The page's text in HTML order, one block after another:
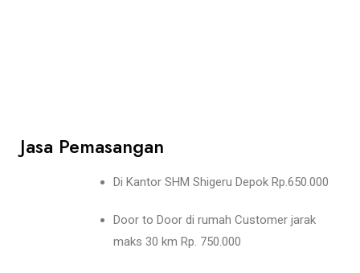
Jasa Pemasangan
Di Kantor SHM Shigeru Depok Rp.650.000
Door to Door di rumah Customer jarak
maks 30 km Rp. 750.000